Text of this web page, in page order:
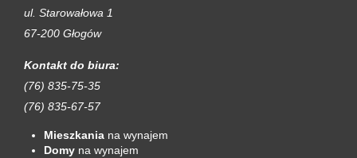
ul. Starowałowa 1
67-200 Głogów
Kontakt do biura:
(76) 835-75-35
(76) 835-67-57
Mieszkania na wynajem
Domy na wynajem